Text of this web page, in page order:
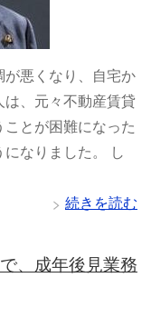
が悪くなり、自宅か
は、元々不動産賃貸
とが困難になった
なりました。 し
続きを読む
、成年後見業務